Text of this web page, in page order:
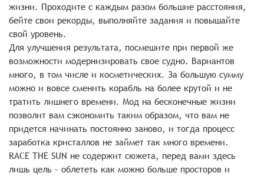
жизни. Проходите с каждым разом большие расстояния,
бейте свои рекорды, выполняйте задания и повышайте
свой уровень.
Для улучшения результата, посмешите при первой же
возможности модернизировать свое судно. Вариантов
много, в том числе и косметических. За большую сумму
можно и вовсе сменить корабль на более крутой и не
тратить лишнего времени. Мод на бесконечные жизни
позволит вам сэкономить таким образом, что вам не
придется начинать постоянно заново, и тогда процесс
заработка кристаллов не займет так много времени.
RACE THE SUN не содержит сюжета, перед вами здесь
лишь цель – облететь как можно больше просторов и